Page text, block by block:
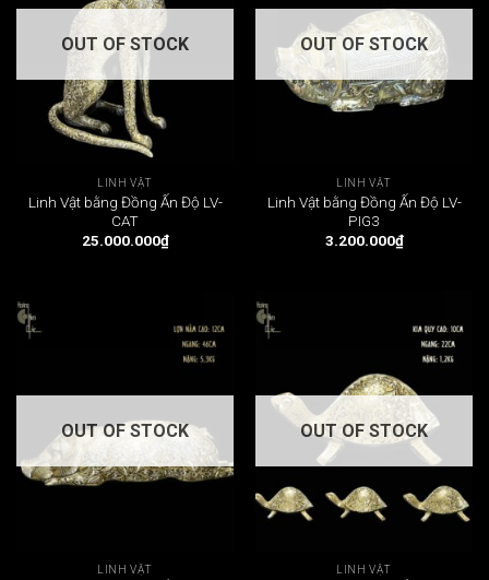
OUT OF STOCK
LINH VẬT
Linh Vật bằng Đồng Ấn Độ LV-
CAT
25.000.000₫
OUT OF STOCK
LINH VẬT
Linh Vật bằng Đồng Ấn Độ LV-
PIG3
3.200.000₫
OUT OF STOCK
LINH VẬT
OUT OF STOCK
LINH VẬT